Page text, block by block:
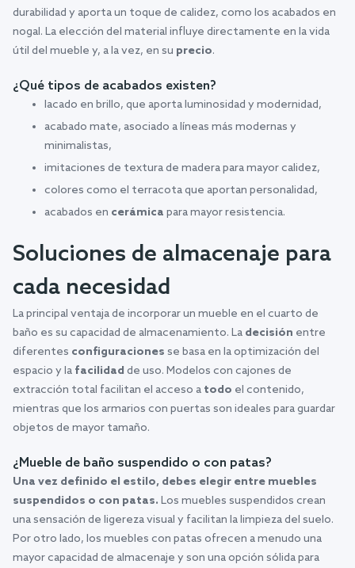
durabilidad y aporta un toque de calidez, como los acabados en
nogal. La elección del material influye directamente en la vida
útil del mueble y, a la vez, en su precio.
¿Qué tipos de acabados existen?
lacado en brillo, que aporta luminosidad y modernidad,
acabado mate, asociado a líneas más modernas y
minimalistas,
imitaciones de textura de madera para mayor calidez,
colores como el terracota que aportan personalidad,
acabados en cerámica para mayor resistencia.
Soluciones de almacenaje para
cada necesidad
La principal ventaja de incorporar un mueble en el cuarto de
baño es su capacidad de almacenamiento. La decisión entre
diferentes configuraciones se basa en la optimización del
espacio y la facilidad de uso. Modelos con cajones de
extracción total facilitan el acceso a todo el contenido,
mientras que los armarios con puertas son ideales para guardar
objetos de mayor tamaño.
¿Mueble de baño suspendido o con patas?
Una vez definido el estilo, debes elegir entre muebles
suspendidos o con patas. Los muebles suspendidos crean
una sensación de ligereza visual y facilitan la limpieza del suelo.
Por otro lado, los muebles con patas ofrecen a menudo una
mayor capacidad de almacenaje y son una opción sólida para